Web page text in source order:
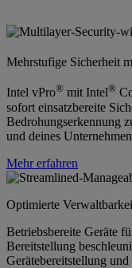
Mehrstufige Sicherheit
Intel vPro® mit Intel®
sofort einsatzbereite
Bedrohungserkennung
und deines
Mehr erfahren
Optimierte
Betriebsbereite Geräte
Bereitstellung
Gerätebereitstellung